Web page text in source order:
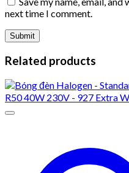
next time I comment.
Related products